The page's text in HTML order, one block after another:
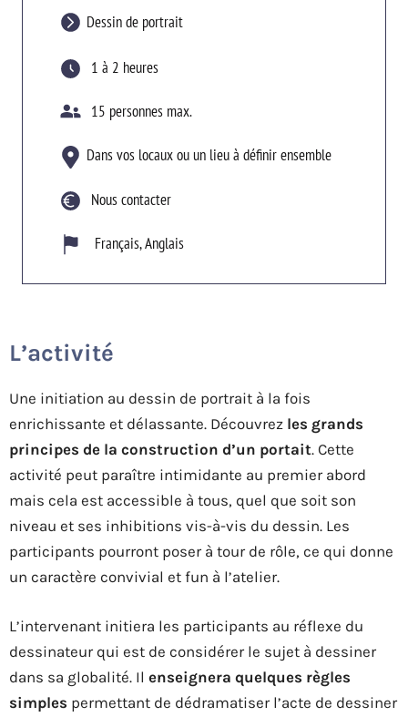
Dessin de portrait
1 à 2 heures
15 personnes max.
Dans vos locaux ou un lieu à définir ensemble
Nous contacter
Français,Anglais
L’activité
Une initiation au dessin de portrait à la fois
enrichissante et délassante. Découvrez les grands
principes de la construction d’un portait. Cette
activité peut paraître intimidante au premier abord
mais cela est accessible à tous, quel que soit son
niveau et ses inhibitions vis-à-vis du dessin. Les
participants pourront poser à tour de rôle, ce qui donne
un caractère convivial et fun à l’atelier.
L’intervenant initiera les participants au réflexe du
dessinateur qui est de considérer le sujet à dessiner
dans sa globalité. Il enseignera quelques règles
simples permettant de dédramatiser l’acte de dessiner